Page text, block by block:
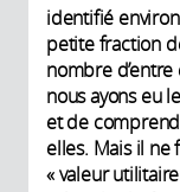
identifié
petite fraction
nombre d’entre
nous ayons eu
et de
elles. Mais il ne
« valeur